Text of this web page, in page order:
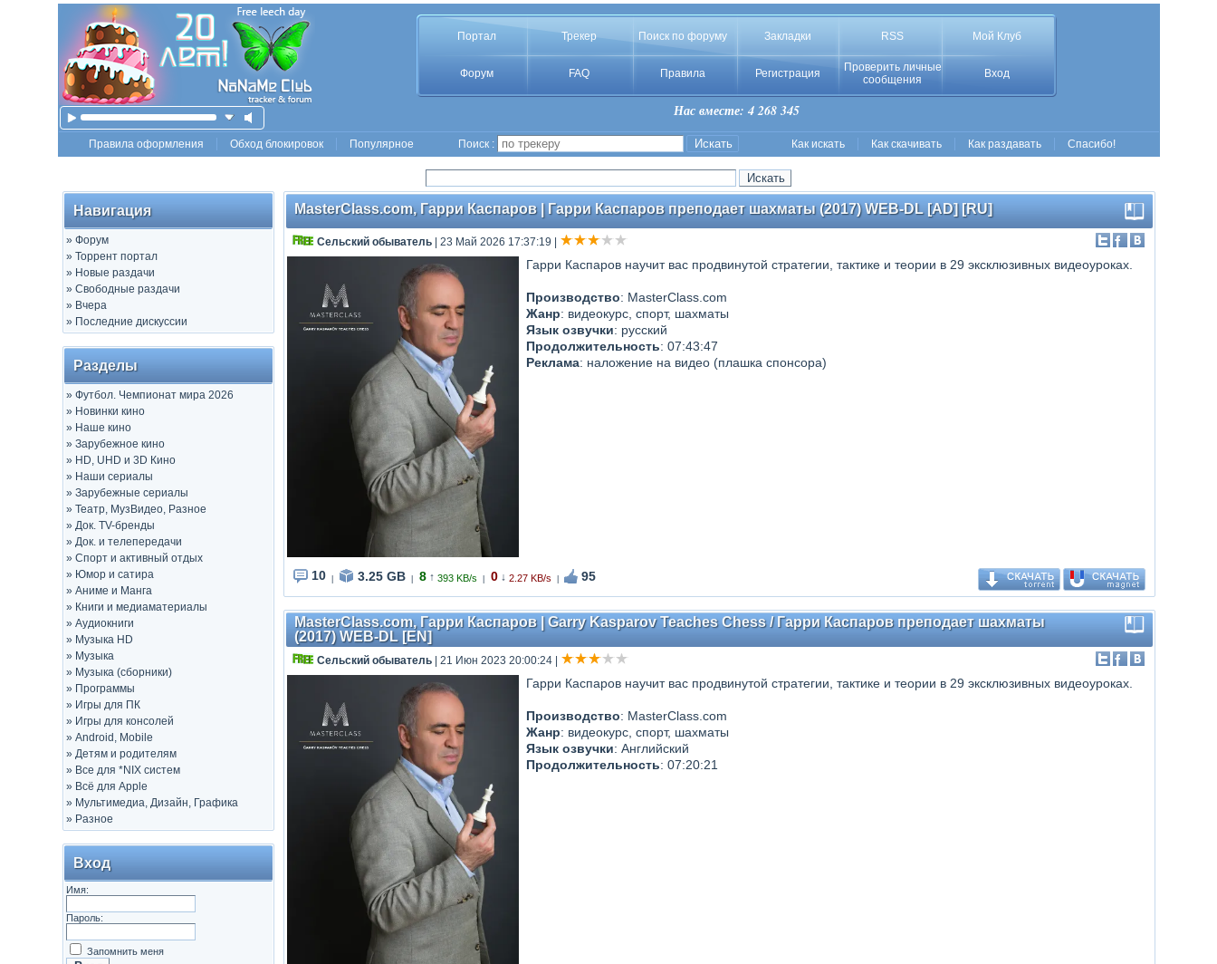
Портал Трекер Поиск по форуму Закладки RSS Мой Клуб
Форум FAQ Правила Регистрация
Проверить личные
сообщения
Вход
Нас вместе: 4 268 345
Правила оформления Обход блокировок Популярное Поиск : Как искать Как скачивать Как раздавать Спасибо!
Навигация
» Форум
» Торрент портал
» Новые раздачи
» Свободные раздачи
» Вчера
» Последние дискуссии
Разделы
» Футбол. Чемпионат мира 2026
» Новинки кино
» Наше кино
» Зарубежное кино
» HD, UHD и 3D Кино
» Наши сериалы
» Зарубежные сериалы
» Театр, МузВидео, Разное
» Док. TV-бренды
» Док. и телепередачи
» Спорт и активный отдых
» Юмор и сатира
» Аниме и Манга
» Книги и медиаматериалы
» Аудиокниги
» Музыка HD
» Музыка
» Музыка (сборники)
» Программы
» Игры для ПК
» Игры для консолей
» Android, Mobile
» Детям и родителям
» Все для *NIX систем
» Всё для Apple
» Мультимедиа, Дизайн, Графика
» Разное
Вход
Имя:
Пароль:
Запомнить меня
MasterClass.com, Гарри Каспаров | Гарри Каспаров преподает шахматы (2017) WEB-DL [AD] [RU]
Сельский обыватель| 23 Май 2026 17:37:19
Гарри Каспаров научит вас продвинутой стратегии, тактике и теории в 29 эксклюзивных видеоуроках.
Производство: MasterClass.com
Жанр: видеокурс, спорт, шахматы
Язык озвучки: русский
Продолжительность: 07:43:47
Реклама: наложение на видео (плашка спонсора)
10 3.25 GB 8 ↑ 393 KB/s 0 ↓ 2.27 KB/s 95
MasterClass.com, Гарри Каспаров | Garry Kasparov Teaches Chess / Гарри Каспаров преподает шахматы
(2017) WEB-DL [EN]
Сельский обыватель| 21 Июн 2023 20:00:24|
Гарри Каспаров научит вас продвинутой стратегии, тактике и теории в 29 эксклюзивных видеоуроках.
Производство: MasterClass.com
Жанр: видеокурс, спорт, шахматы
Язык озвучки: Английский
Продолжительность: 07:20:21